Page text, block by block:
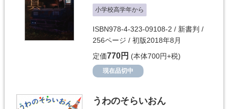
小学校高学年から
ISBN978-4-323-09108-2 / 新書判 /
256ページ / 初版2018年8月
定価770円 (本体700円+税)
現在品切中
うわのそらいおん